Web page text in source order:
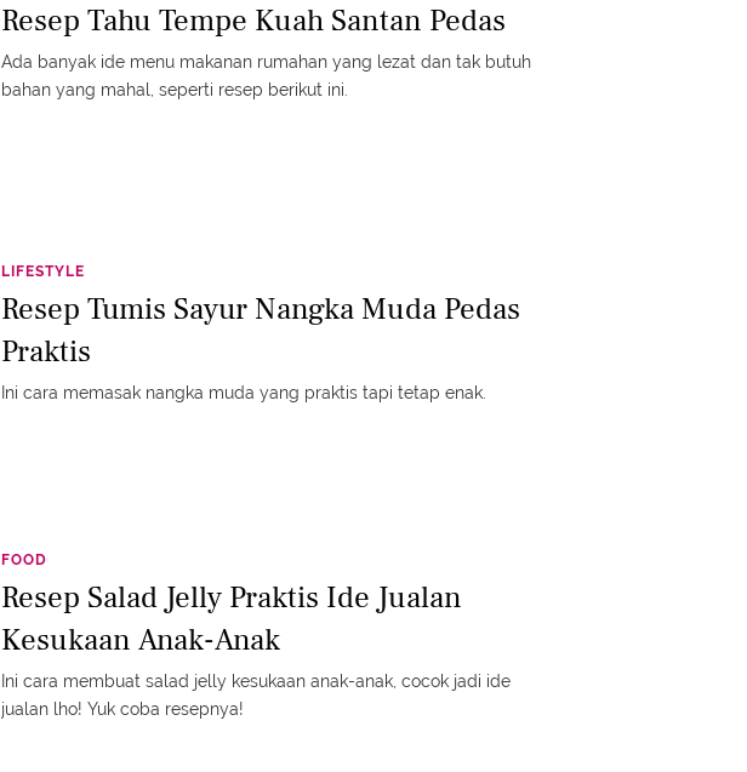
Resep Tahu Tempe Kuah Santan Pedas
Ada banyak ide menu makanan rumahan yang lezat dan tak butuh
bahan yang mahal, seperti resep berikut ini.
LIFESTYLE
Resep Tumis Sayur Nangka Muda Pedas
Praktis
Ini cara memasak nangka muda yang praktis tapi tetap enak.
FOOD
Resep Salad Jelly Praktis Ide Jualan
Kesukaan Anak-Anak
Ini cara membuat salad jelly kesukaan anak-anak, cocok jadi ide
jualan lho! Yuk coba resepnya!